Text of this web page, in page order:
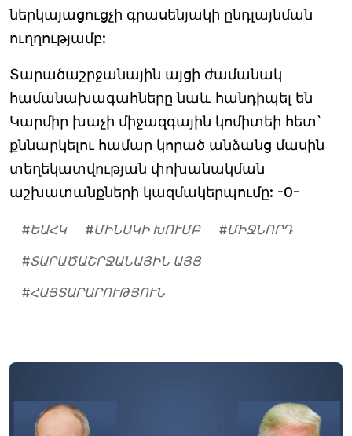
ներկայացուցչի գրասենյակի ընդլայնման
ուղղությամբ:
Տարածաշրջանային այցի ժամանակ
համանախագահները նաև հանդիպել են
Կարմիր խաչի միջազգային կոմիտեի հետ`
քննարկելու համար կորած անձանց մասին
տեղեկատվության փոխանակման
աշխատանքների կազմակերպումը: -0-
#ԵԱՀԿ #ՄԻՆՍԿԻ ԽՈՒՄԲ #ՄԻՋՆՈՐԴ
#ՏԱՐԱԾԱՇՐՋԱՆԱՅԻՆ ԱՅՑ
#ՀԱՅՏԱՐԱՐՈՒԹՅՈՒՆ